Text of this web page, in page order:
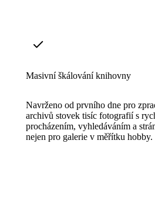
Masivní škálování knihovny
Navrženo od prvního dne pro
archivů stovek tisíc fotografií s
procházením, vyhledáváním a
nejen pro galerie v měřítku hobby.